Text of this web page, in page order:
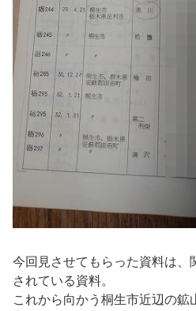
今回見させてもらった資料は、
されている資料。
これから向かう桐生市近辺の鉱